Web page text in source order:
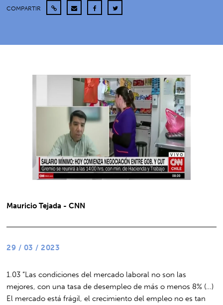
COMPARTIR
Mauricio Tejada - CNN
29 / 03 / 2023
1.03 “Las condiciones del mercado laboral no son las
mejores, con una tasa de desempleo de más o menos 8% (…)
El mercado está frágil, el crecimiento del empleo no es tan